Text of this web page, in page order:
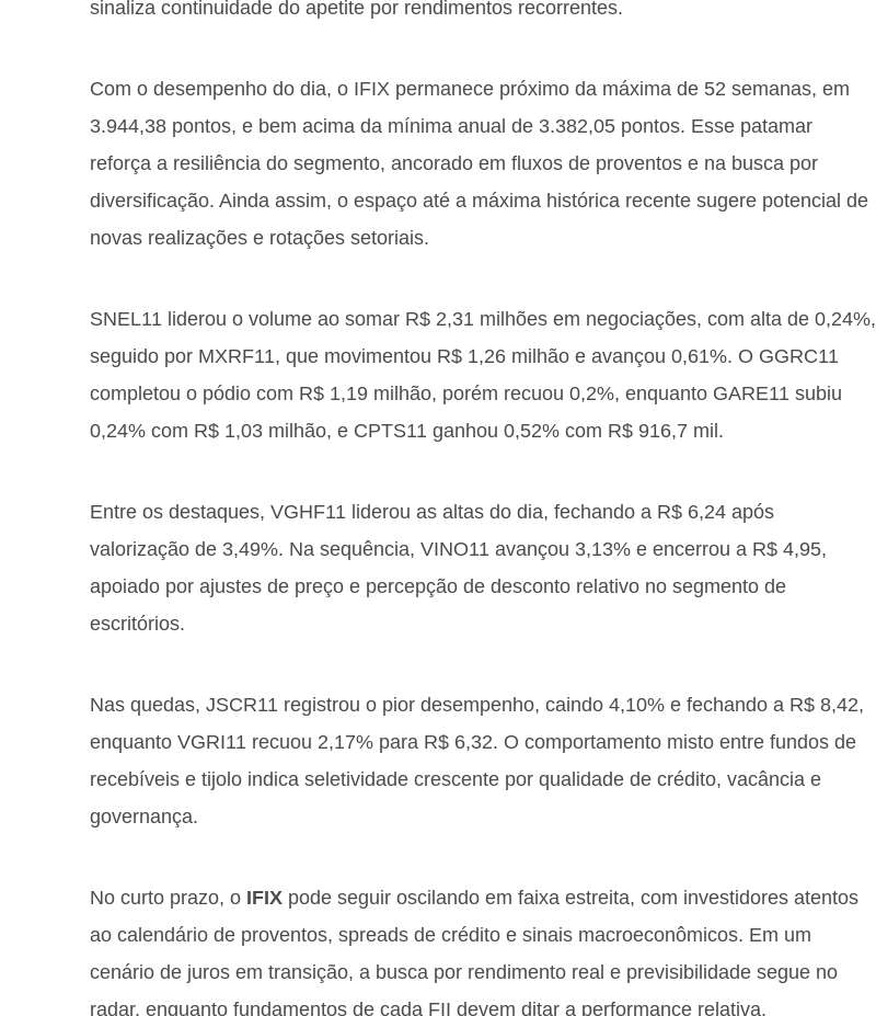
sinaliza continuidade do apetite por rendimentos recorrentes.
Com o desempenho do dia, o IFIX permanece próximo da máxima de 52 semanas, em
3.944,38 pontos, e bem acima da mínima anual de 3.382,05 pontos. Esse patamar
reforça a resiliência do segmento, ancorado em fluxos de proventos e na busca por
diversificação. Ainda assim, o espaço até a máxima histórica recente sugere potencial de
novas realizações e rotações setoriais.
SNEL11 liderou o volume ao somar R$ 2,31 milhões em negociações, com alta de 0,24%,
seguido por MXRF11, que movimentou R$ 1,26 milhão e avançou 0,61%. O GGRC11
completou o pódio com R$ 1,19 milhão, porém recuou 0,2%, enquanto GARE11 subiu
0,24% com R$ 1,03 milhão, e CPTS11 ganhou 0,52% com R$ 916,7 mil.
Entre os destaques, VGHF11 liderou as altas do dia, fechando a R$ 6,24 após
valorização de 3,49%. Na sequência, VINO11 avançou 3,13% e encerrou a R$ 4,95,
apoiado por ajustes de preço e percepção de desconto relativo no segmento de
escritórios.
Nas quedas, JSCR11 registrou o pior desempenho, caindo 4,10% e fechando a R$ 8,42,
enquanto VGRI11 recuou 2,17% para R$ 6,32. O comportamento misto entre fundos de
recebíveis e tijolo indica seletividade crescente por qualidade de crédito, vacância e
governança.
No curto prazo, o IFIX pode seguir oscilando em faixa estreita, com investidores atentos
ao calendário de proventos, spreads de crédito e sinais macroeconômicos. Em um
cenário de juros em transição, a busca por rendimento real e previsibilidade segue no
radar, enquanto fundamentos de cada FII devem ditar a performance relativa.